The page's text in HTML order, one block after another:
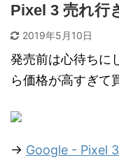
Pixel 3 売れ行
2019年5月10日
発売前は心待ちに
ら価格が高すぎて
→ Google - Pixel